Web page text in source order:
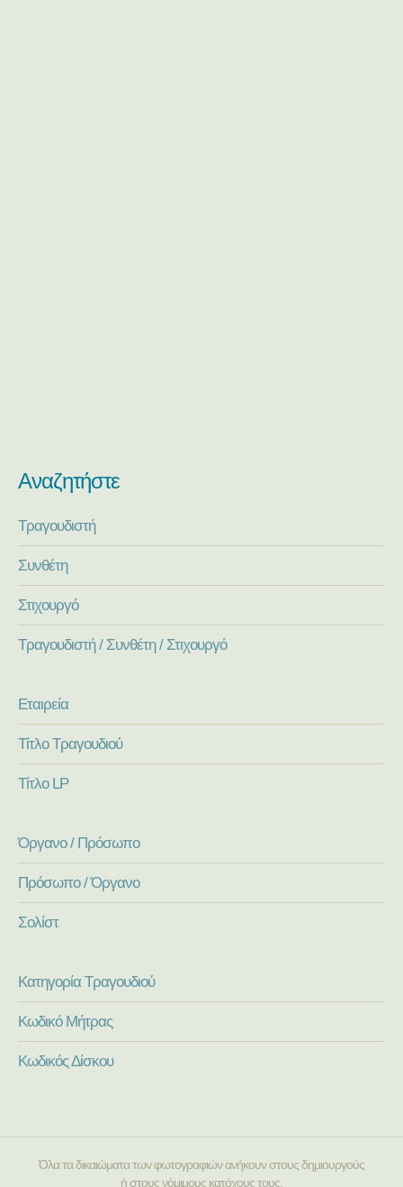
Αναζητήστε
Τραγουδιστή
Συνθέτη
Στιχουργό
Τραγουδιστή / Συνθέτη / Στιχουργό
Εταιρεία
Τίτλο Τραγουδιού
Τίτλο LP
Όργανο / Πρόσωπο
Πρόσωπο / Όργανο
Σολίστ
Κατηγορία Τραγουδιού
Κωδικό Μήτρας
Κωδικός Δίσκου
Όλα τα δικαιώματα των φωτογραφιών ανήκουν στους δημιουργούς
ή στους νόμιμους κατόχους τους.